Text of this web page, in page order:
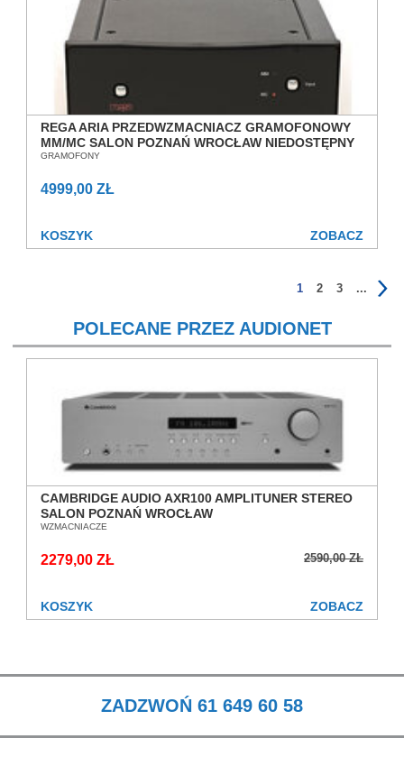
REGA ARIA PRZEDWZMACNIACZ GRAMOFONOWY
MM/MC SALON POZNAŃ WROCŁAW NIEDOSTĘPNY
GRAMOFONY
4999,00 ZŁ
KOSZYK ZOBACZ
1 2 3 ...
POLECANE PRZEZ AUDIONET
CAMBRIDGE AUDIO AXR100 AMPLITUNER STEREO
SALON POZNAŃ WROCŁAW
WZMACNIACZE
2590,00 ZŁ
2279,00 ZŁ
KOSZYK ZOBACZ
ZADZWOŃ 61 649 60 58